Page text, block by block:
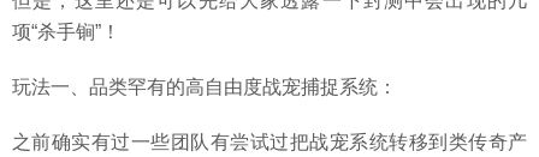
项“杀手锏”！
玩法一、品类罕有的高自由度战宠捕捉系统：
之前确实有过一些团队有尝试过把战宠系统转移到类传奇产